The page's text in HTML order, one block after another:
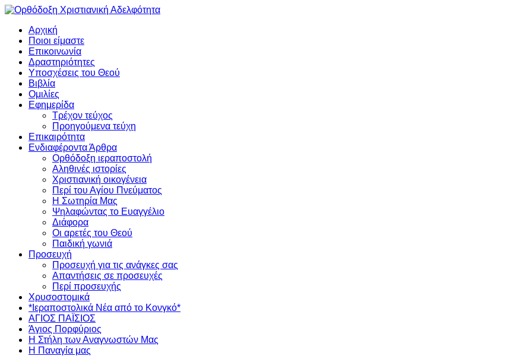
Αρχική
Ποιοι είμαστε
Επικοινωνία
Δραστηριότητες
Υποσχέσεις του Θεού
Βιβλία
Ομιλίες
Εφημερίδα
Τρέχον τεύχος
Προηγούμενα τεύχη
Επικαιρότητα
Ενδιαφέροντα Άρθρα
Ορθόδοξη ιεραποστολή
Αληθινές ιστορίες
Χριστιανική οικογένεια
Περί του Αγίου Πνεύματος
Η Σωτηρία Μας
Ψηλαφώντας το Ευαγγέλιο
Διάφορα
Οι αρετές του Θεού
Παιδική γωνιά
Προσευχή
Προσευχή για τις ανάγκες σας
Απαντήσεις σε προσευχές
Περί προσευχής
Χρυσοστομικά
*Ιεραποστολικά Νέα από το Κονγκό*
ΑΓΙΟΣ ΠΑΪΣΙΟΣ
Άγιος Πορφύριος
Η Στήλη των Αναγνωστών Mας
Η Παναγία μας